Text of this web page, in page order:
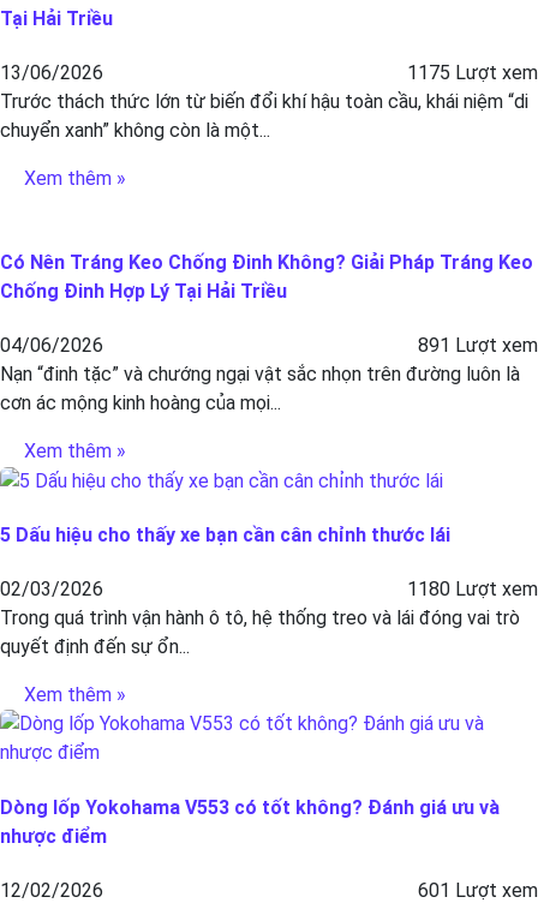
Tại Hải Triều
13/06/2026
1175 Lượt xem
Trước thách thức lớn từ biến đổi khí hậu toàn cầu, khái niệm “di
chuyển xanh” không còn là một...
Xem thêm »
Có Nên Tráng Keo Chống Đinh Không? Giải Pháp Tráng Keo
Chống Đinh Hợp Lý Tại Hải Triều
04/06/2026
891 Lượt xem
Nạn “đinh tặc” và chướng ngại vật sắc nhọn trên đường luôn là
cơn ác mộng kinh hoàng của mọi...
Xem thêm »
5 Dấu hiệu cho thấy xe bạn cần cân chỉnh thước lái
02/03/2026
1180 Lượt xem
Trong quá trình vận hành ô tô, hệ thống treo và lái đóng vai trò
quyết định đến sự ổn...
Xem thêm »
Dòng lốp Yokohama V553 có tốt không? Đánh giá ưu và
nhược điểm
12/02/2026
601 Lượt xem